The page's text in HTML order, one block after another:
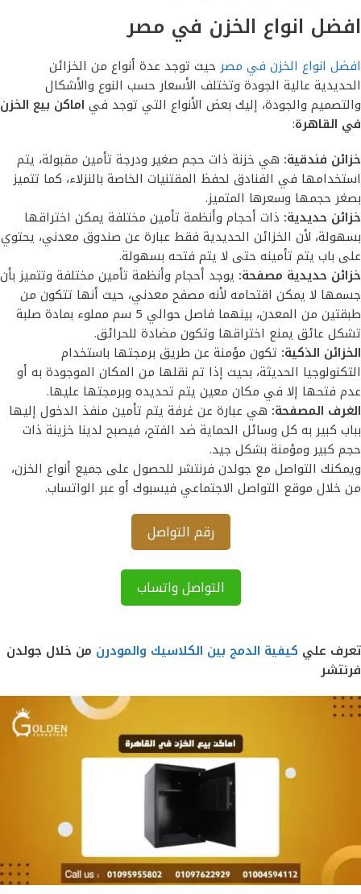
افضل انواع الخزن في مصر
افضل انواع الخزن في مصر حيث توجد عدة أنواع من الخزائن
الحديدية عالية الجودة وتختلف الأسعار حسب النوع والأشكال
والتصميم والجودة، إليك بعض الأنواع التي توجد في اماكن بيع الخزن
في القاهرة:
خزائن فندقية: هي خزنة ذات حجم صغير ودرجة تأمين مقبولة، يتم
استخدامها في الفنادق لحفظ المقتنيات الخاصة بالنزلاء، كما تتميز
بصغر حجمها وسعرها المتميز.
خزائن حديدية: ذات أحجام وأنظمة تأمين مختلفة يمكن اختراقها
بسهولة، لأن الخزائن الحديدية فقط عبارة عن صندوق معدني، يحتوي
على باب يتم تأمينه حتى لا يتم فتحه بسهولة.
خزائن حديدية مصفحة: يوجد أحجام وأنظمة تأمين مختلفة وتتميز بأن
جسمها لا يمكن اقتحامه لأنه مصفح معدني، حيث أنها تتكون من
طبقتين من المعدن، بينهما فاصل حوالي 5 سم مملوء بمادة صلبة
تشكل عائق يمنع اختراقها وتكون مضادة للحرائق.
الخزائن الذكية: تكون مؤمنة عن طريق برمجتها باستخدام
التكنولوجيا الحديثة، بحيث إذا تم نقلها من المكان الموجودة به أو
عدم فتحها إلا في مكان معين يتم تحديده وبرمجتها عليها.
الغرف المصفحة: هي عبارة عن غرفة يتم تأمين منفذ الدخول إليها
بباب كبير به كل وسائل الحماية ضد الفتح، فيصبح لدينا خزينة ذات
حجم كبير ومؤمنة بشكل جيد.
ويمكنك التواصل مع جولدن فرنتشر للحصول على جميع أنواع الخزن،
من خلال موقع التواصل الاجتماعي فيسبوك أو عبر الواتساب.
رقم التواصل
التواصل واتساب
تعرف علي كيفية الدمج بين الكلاسيك والمودرن من خلال جولدن
فرنتشر